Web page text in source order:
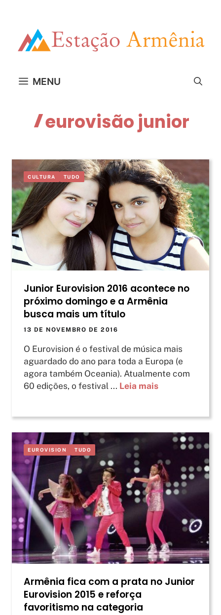
MENU
eurovisão junior
CULTURA TUDO
Junior Eurovision 2016 acontece no
próximo domingo e a Armênia
busca mais um título
13 DE NOVEMBRO DE 2016
O Eurovision é o festival de música mais
aguardado do ano para toda a Europa (e
agora também Oceania). Atualmente com
60 edições, o festival ... Leia mais
EUROVISION TUDO
Armênia fica com a prata no Junior
Eurovision 2015 e reforça
favoritismo na categoria